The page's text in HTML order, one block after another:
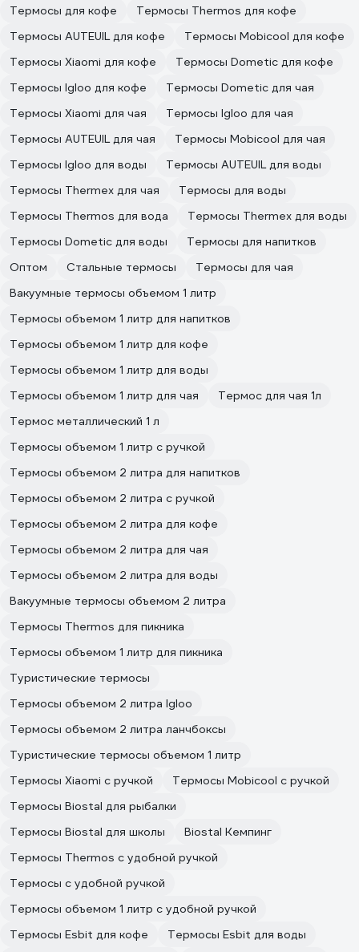
Термосы для кофе
Термосы Thermos для кофе
Термосы AUTEUIL для кофе
Термосы Mobicool для кофе
Термосы Xiaomi для кофе
Термосы Dometic для кофе
Термосы Igloo для кофе
Термосы Dometic для чая
Термосы Xiaomi для чая
Термосы Igloo для чая
Термосы AUTEUIL для чая
Термосы Mobicool для чая
Термосы Igloo для воды
Термосы AUTEUIL для воды
Термосы Thermex для чая
Термосы для воды
Термосы Thermos для вода
Термосы Thermex для воды
Термосы Dometic для воды
Термосы для напитков
Оптом
Стальные термосы
Термосы для чая
Вакуумные термосы объемом 1 литр
Термосы объемом 1 литр для напитков
Термосы объемом 1 литр для кофе
Термосы объемом 1 литр для воды
Термосы объемом 1 литр для чая
Термос для чая 1л
Термос металлический 1 л
Термосы объемом 1 литр с ручкой
Термосы объемом 2 литра для напитков
Термосы объемом 2 литра с ручкой
Термосы объемом 2 литра для кофе
Термосы объемом 2 литра для чая
Термосы объемом 2 литра для воды
Вакуумные термосы объемом 2 литра
Термосы Thermos для пикника
Термосы объемом 1 литр для пикника
Туристические термосы
Термосы объемом 2 литра Igloo
Термосы объемом 2 литра ланчбоксы
Туристические термосы объемом 1 литр
Термосы Xiaomi с ручкой
Термосы Mobicool с ручкой
Термосы Biostal для рыбалки
Термосы Biostal для школы
Biostal Кемпинг
Термосы Thermos с удобной ручкой
Термосы с удобной ручкой
Термосы объемом 1 литр с удобной ручкой
Термосы Esbit для кофе
Термосы Esbit для воды